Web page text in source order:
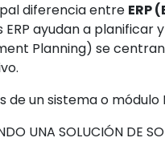
diferencia entre ERP
ERP ayudan a
Planning) se
de un sistema o módulo
UNA SOLUCIÓN DE